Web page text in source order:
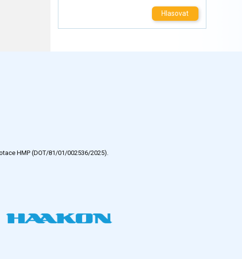
Hlasovat
HMP (DOT/81/01/002536/2025).